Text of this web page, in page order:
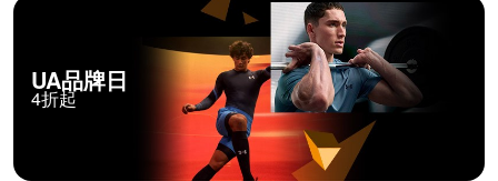
UA品牌日
4折起